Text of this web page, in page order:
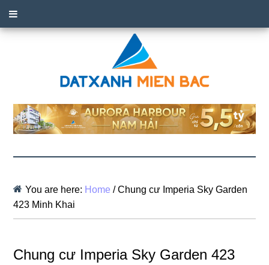
You are here: Home /Chung cư Imperia Sky Garden
423 Minh Khai
Chung cư Imperia Sky Garden 423